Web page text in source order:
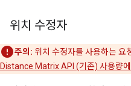
},
{
"elements":
[
{
위치 수정자
주의: 위치 수정자를 사용하는 요
Distance Matrix API (기존) 사용량에